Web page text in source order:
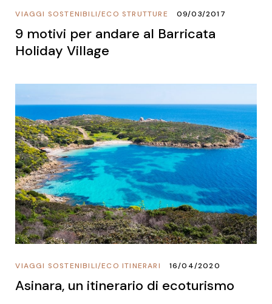
ECO STRUTTURE
/
VIAGGI SOSTENIBILI 09/03/2017
9 motivi per andare al Barricata
Holiday Village
ECO ITINERARI
/
VIAGGI SOSTENIBILI 16/04/2020
Asinara, un itinerario di ecoturismo